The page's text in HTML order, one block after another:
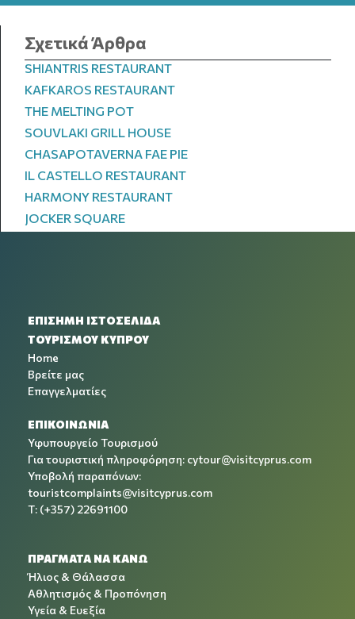
Σχετικά Άρθρα
SHIANTRIS RESTAURANT
KAFKAROS RESTAURANT
THE MELTING POT
SOUVLAKI GRILL HOUSE
CHASAPOTAVERNA FAE PIE
IL CASTELLO RESTAURANT
HARMONY RESTAURANT
JOCKER SQUARE
ΕΠΙΣΗΜΗ ΙΣΤΟΣΕΛΙΔΑ
ΤΟΥΡΙΣΜΟΥ ΚΥΠΡΟΥ
Home
Βρείτε μας
Επαγγελματίες
ΕΠΙΚΟΙΝΩΝΙΑ
Υφυπουργείο Τουρισμού
Για τουριστική πληροφόρηση: cytour@visitcyprus.com
Υποβολή παραπόνων:
touristcomplaints@visitcyprus.com
T: (+357) 22691100
ΠΡΑΓΜΑΤΑ ΝΑ ΚΑΝΩ
Ήλιος & Θάλασσα
Αθλητισμός & Προπόνηση
Υγεία & Ευεξία